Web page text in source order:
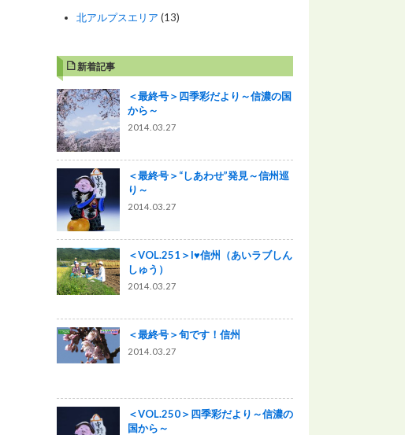
北アルプスエリア (13)
新着記事
＜最終号＞四季彩だより～信濃の国
から～
2014.03.27
＜最終号＞“しあわせ”発見～信州巡
り～
2014.03.27
＜VOL.251＞I♥信州（あいラブしん
しゅう）
2014.03.27
＜最終号＞旬です！信州
2014.03.27
＜VOL.250＞四季彩だより～信濃の
国から～